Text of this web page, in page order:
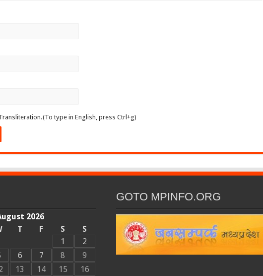
type in English, press Ctrl+g)
2026
T F S
S
1
2
6 7 8
9
13 14 15 16
GOTO MPINFO.ORG